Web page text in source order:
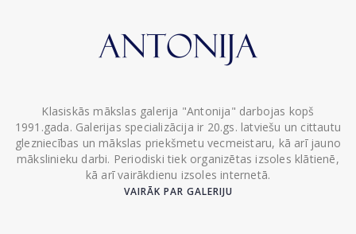
Klasiskās mākslas galerija "Antonija" darbojas kopš
1991.gada. Galerijas specializācija ir 20.gs. latviešu un cittautu
glezniecības un mākslas priekšmetu vecmeistaru, kā arī jauno
mākslinieku darbi. Periodiski tiek organizētas izsoles klātienē,
kā arī vairākdienu izsoles internetā.
VAIRĀK PAR GALERIJU